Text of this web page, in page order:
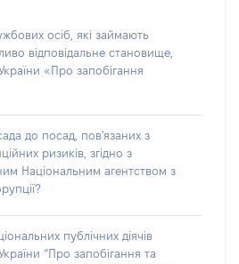
осіб, які займають
відповідальне становище,
«Про запобігання
до посад, пов'язаних з
ризиків, згідно з
Національним агентством з
публічних діячів
“Про запобігання та